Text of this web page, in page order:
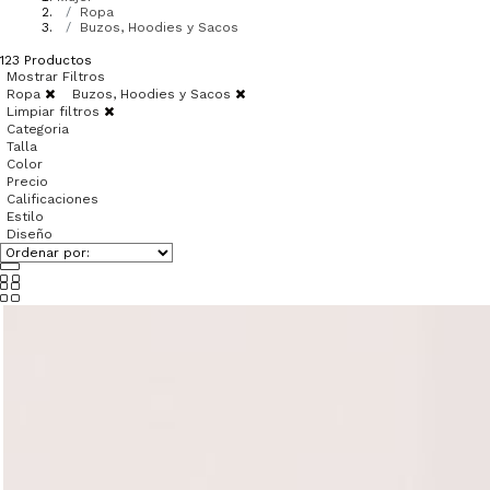
Ropa
Buzos, Hoodies y Sacos
123 Productos
Mostrar Filtros
Ropa
Buzos, Hoodies y Sacos
Limpiar filtros
Categoria
Talla
Color
Precio
Calificaciones
Estilo
Diseño